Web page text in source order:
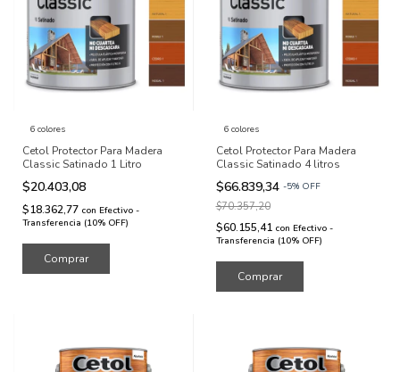
6 colores
Cetol Protector Para Madera
Classic Satinado 1 Litro
$20.403,08
$18.362,77 con Efectivo -
Transferencia (10% OFF)
Comprar
6 colores
Cetol Protector Para Madera
Classic Satinado 4 litros
$66.839,34 -5% OFF
$70.357,20
$60.155,41 con Efectivo -
Transferencia (10% OFF)
Comprar